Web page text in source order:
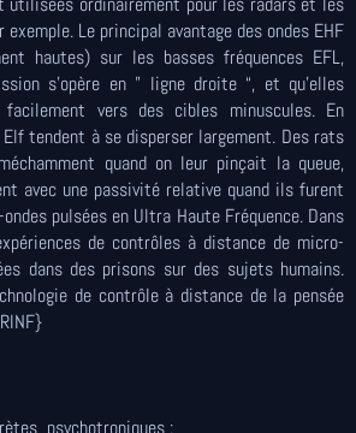
Le principal avantage des ondes EHF
hautes) sur les basses fréquences EFL,
s’opère en ” ligne droite “, et qu’elles
vers des cibles minuscules. En
Elf tendent à se disperser largement. Des rats
quand on leur pinçait la queue,
avec une passivité relative quand ils furent
pulsées en Ultra Haute Fréquence. Dans
de contrôles à distance de micro-
dans des prisons sur des sujets humains.
de contrôle à distance de la pensée
psychotroniques :